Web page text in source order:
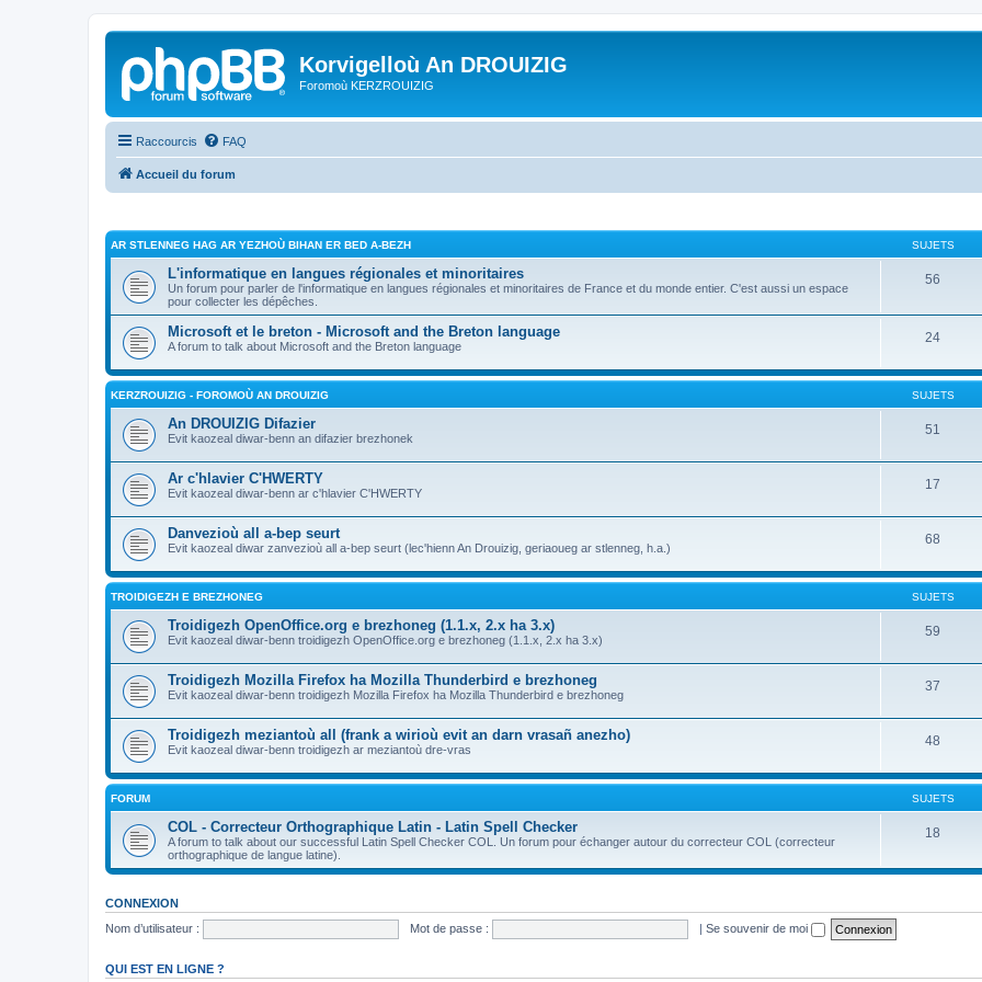
Korvigelloù An DROUIZIG
Foromoù KERZROUIZIG
Raccourcis FAQ
Accueil du forum
AR STLENNEG HAG AR YEZHOÙ BIHAN ER BED A-BEZH SUJETS
L'informatique en langues régionales et minoritaires
Un forum pour parler de l'informatique en langues régionales et minoritaires de France et du monde entier. C'est aussi un espace
pour collecter les dépêches.
56
Microsoft et le breton - Microsoft and the Breton language
A forum to talk about Microsoft and the Breton language
24
KERZROUIZIG - FOROMOÙ AN DROUIZIG SUJETS
An DROUIZIG Difazier
Evit kaozeal diwar-benn an difazier brezhonek
51
Ar c'hlavier C'HWERTY
Evit kaozeal diwar-benn ar c'hlavier C'HWERTY
17
Danvezioù all a-bep seurt
Evit kaozeal diwar zanvezioù all a-bep seurt (lec'hienn An Drouizig, geriaoueg ar stlenneg, h.a.)
68
TROIDIGEZH E BREZHONEG SUJETS
Troidigezh OpenOffice.org e brezhoneg (1.1.x, 2.x ha 3.x)
Evit kaozeal diwar-benn troidigezh OpenOffice.org e brezhoneg (1.1.x, 2.x ha 3.x)
59
Troidigezh Mozilla Firefox ha Mozilla Thunderbird e brezhoneg
Evit kaozeal diwar-benn troidigezh Mozilla Firefox ha Mozilla Thunderbird e brezhoneg
37
Troidigezh meziantoù all (frank a wirioù evit an darn vrasañ anezho)
Evit kaozeal diwar-benn troidigezh ar meziantoù dre-vras
48
FORUM SUJETS
COL - Correcteur Orthographique Latin - Latin Spell Checker
A forum to talk about our successful Latin Spell Checker COL. Un forum pour échanger autour du correcteur COL (correcteur
orthographique de langue latine).
18
CONNEXION
Nom d’utilisateur :
Mot de passe : | Se souvenir de moi
QUI EST EN LIGNE ?